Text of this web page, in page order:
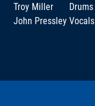
Troy Miller
Drums
John Pressley Vocals